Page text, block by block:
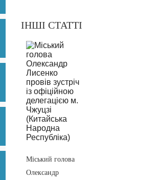
ІНШІ СТАТТІ
Міський голова
Олександр